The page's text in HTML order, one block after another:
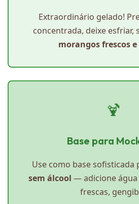
Extraordinário gelado!
concentrada, deixe esfriar,
morangos frescos
🍹
Base para
Use como base sofisticada
sem álcool — adicione
frescas,